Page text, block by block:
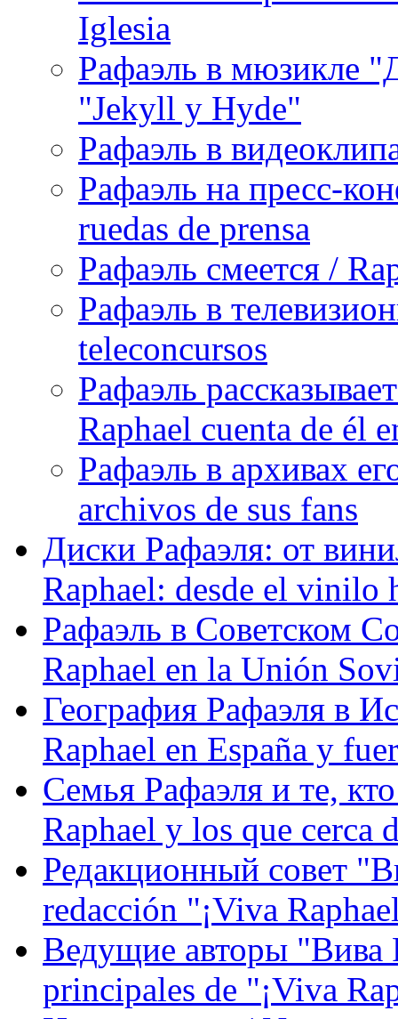
Iglesia
Рафаэль в мюзикле
"Jekyll y Hyde"
Рафаэль в
Рафаэль на пресс-
ruedas de prensa
Рафаэль смеется /
Рафаэль в
teleconcursos
Рафаэль
Raphael cuenta de él
Рафаэль в архивах
archivos de sus fans
Диски Рафаэля: от
Raphael: desde el vinilo
Рафаэль в Советском
Raphael en la Unión
География Рафаэля в
Raphael en España y
Семья Рафаэля и те,
Raphael y los que cerca
Редакционный совет
redacción "¡Viva
Ведущие авторы "Вива
principales de "¡Viva